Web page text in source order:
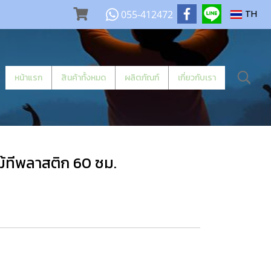
055-412472 TH
หน้าแรก สินค้าทั้งหมด ผลิตภัณฑ์ เกี่ยวกับเรา
ทีพลาสติก 60 ซม.